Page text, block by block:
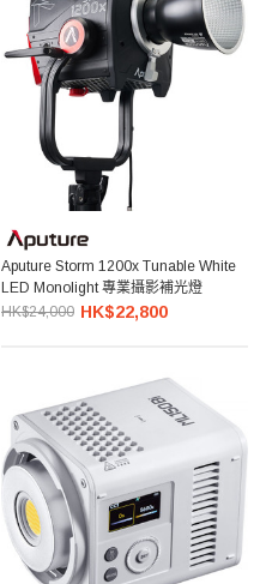
Aputure Storm 1200x Tunable White
LED Monolight 專業攝影補光燈
HK$24,000 HK$22,800